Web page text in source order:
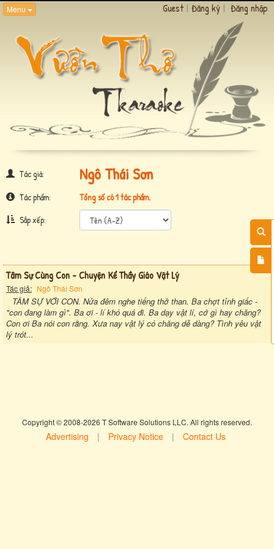
Menu Guest | Đăng ký | Đăng nhập
Tác giả: Ngô Thái Sơn
Tác phẩm:
Tổng số có 1 tác phẩm.
Sắp xếp:
Tâm Sự Cùng Con - Chuyện Kể Thầy Giáo Vật Lý
Tác giả: Ngô Thái Sơn
TÂM SỰ VỚI CON. Nửa đêm nghe tiếng thở than. Ba chợt tỉnh giấc -
"con đang làm gì". Ba ơi - lí khó quá đi. Ba dạy vật lí, cớ gì hay chăng?
Con ơi Ba nói con rằng. Xưa nay vật lý có chăng dễ dàng? Tình yêu vật
lý trót...
Copyright © 2008-2026 T Software Solutions LLC. All rights reserved.
Advertising | Privacy Notice | Contact Us